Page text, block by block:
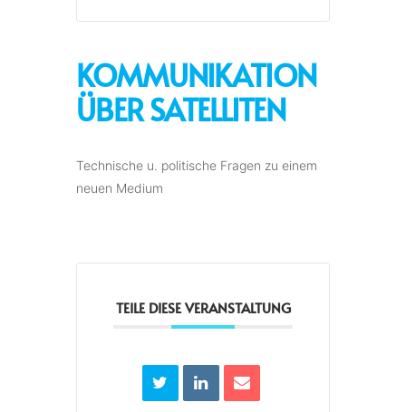
KOMMUNIKATION
ÜBER SATELLITEN
Technische u. politische Fragen zu einem
neuen Medium
TEILE DIESE VERANSTALTUNG